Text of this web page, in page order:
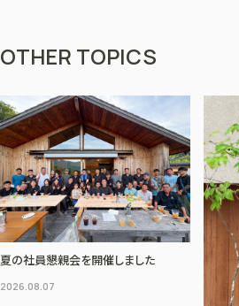
OTHER TOPICS
夏の社員懇親会を開催しました
2026.08.07